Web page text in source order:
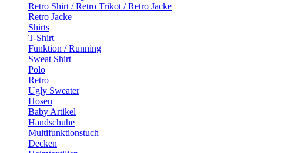
Retro Shirt / Retro Trikot / Retro Jacke
Retro Jacke
Shirts
T-Shirt
Funktion / Running
Sweat Shirt
Polo
Retro
Ugly Sweater
Hosen
Baby Artikel
Handschuhe
Multifunktionstuch
Decken